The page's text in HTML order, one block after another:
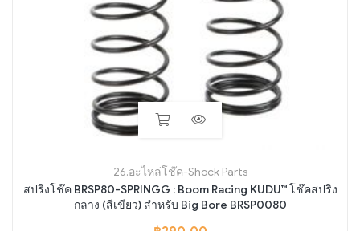
26.อะไหล่โช๊ค-Shock Parts
สปริงโช๊ค BRSP80-SPRINGG : Boom Racing KUDU™ โช๊คสปริง
กลาง (สีเขียว) สำหรับ Big Bore BRSP0080